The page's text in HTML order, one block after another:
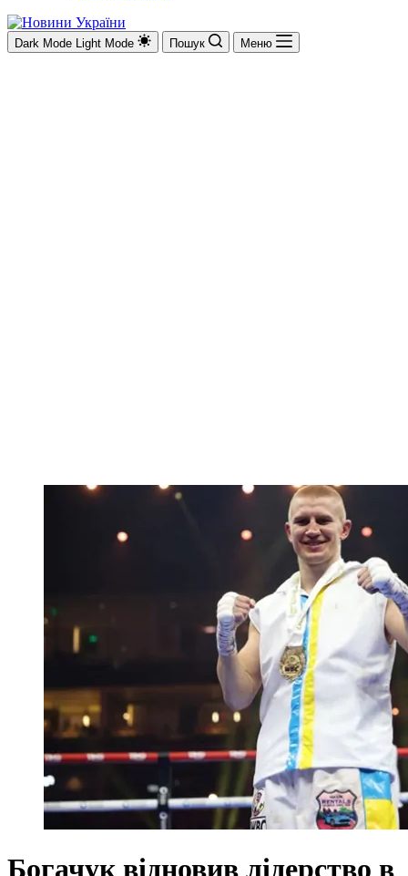
Dark Mode Light Mode Пошук Меню
Богачук відновив лідерство в